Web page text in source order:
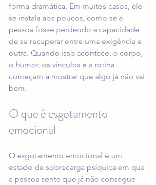
forma dramática. Em muitos casos, ele
se instala aos poucos, como se a
pessoa fosse perdendo a capacidade
de se recuperar entre uma exigência e
outra. Quando isso acontece, o corpo,
o humor, os vínculos e a rotina
começam a mostrar que algo já não vai
bem.
O que é esgotamento
emocional
O esgotamento emocional é um
estado de sobrecarga psíquica em que
a pessoa sente que já não consegue